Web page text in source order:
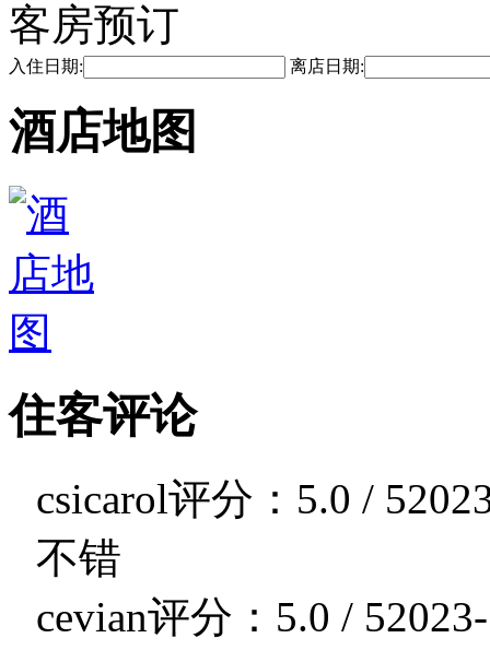
客房预订
入住日期: 离店日期:
酒店地图
住客评论
csicarol评分：5.0 / 5
不错
cevian评分：5.0 / 5